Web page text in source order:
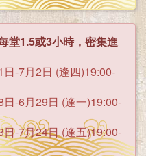
堂1.5或3小時，密集進
-7月2日 (逢四)19:00-
-6月29日 (逢一)19:00-
-7月24日 (逢五)19:00-